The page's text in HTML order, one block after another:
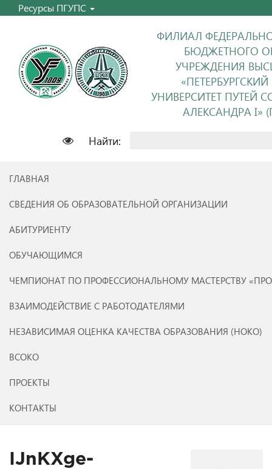
Ресурсы ПГУПС
ФИЛИАЛ
БЮДЖЕТНОГО
УЧРЕЖДЕНИЯ
УНИВЕРСИТЕТ ПУТЕЙ
АЛЕКСАНДРА I»
Найти:
ГЛАВНАЯ
СВЕДЕНИЯ ОБ ОБРАЗОВАТЕЛЬНОЙ ОРГАНИЗАЦИИ
АБИТУРИЕНТУ
ОБУЧАЮЩИМСЯ
ЧЕМПИОНАТ ПО ПРОФЕССИОНАЛЬНОМУ МАСТЕРСТВУ
ВЗАИМОДЕЙСТВИЕ С РАБОТОДАТЕЛЯМИ
НЕЗАВИСИМАЯ ОЦЕНКА КАЧЕСТВА ОБРАЗОВАНИЯ (НОКО)
ВСОКО
ПРОЕКТЫ
КОНТАКТЫ
IJnKXge-